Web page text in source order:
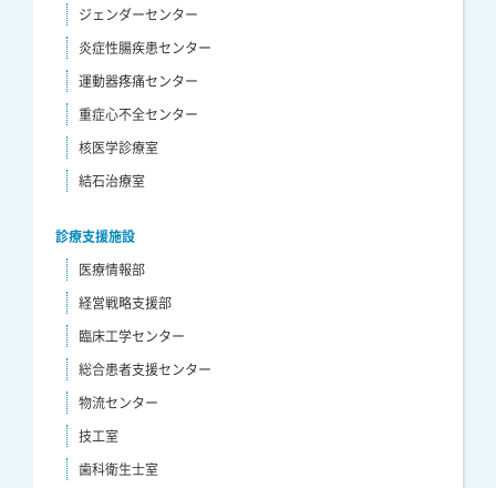
ジェンダーセンター
炎症性腸疾患センター
運動器疼痛センター
重症心不全センター
核医学診療室
結石治療室
診療支援施設
医療情報部
経営戦略支援部
臨床工学センター
総合患者支援センター
物流センター
技工室
歯科衛生士室